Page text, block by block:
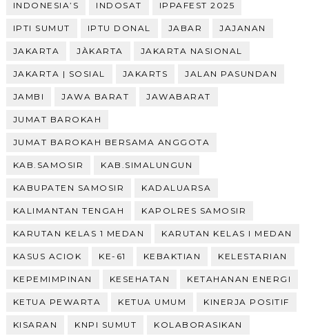
INDONESIA’S INDOSAT IPPAFEST 2025
IPTI SUMUT IPTU DONAL JABAR JAJANAN
JAKARTA JÀKARTA JAKARTA NASIONAL
JAKARTA | SOSIAL JAKARTS JALAN PASUNDAN
JAMBI JAWA BARAT JAWABARAT
JUMAT BAROKAH
JUMAT BAROKAH BERSAMA ANGGOTA
KAB.SAMOSIR KAB.SIMALUNGUN
KABUPATEN SAMOSIR KADALUARSA
KALIMANTAN TENGAH KAPOLRES SAMOSIR
KARUTAN KELAS 1 MEDAN KARUTAN KELAS I MEDAN
KASUS ACIOK KE-61 KEBAKTIAN KELESTARIAN
KEPEMIMPINAN KESEHATAN KETAHANAN ENERGI
KETUA PEWARTA KETUA UMUM KINERJA POSITIF
KISARAN KNPI SUMUT KOLABORASIKAN